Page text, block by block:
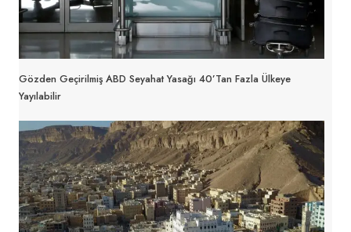
Gözden Geçirilmiş ABD Seyahat Yasağı 40’tan Fazla Ülkeye
Yayılabilir